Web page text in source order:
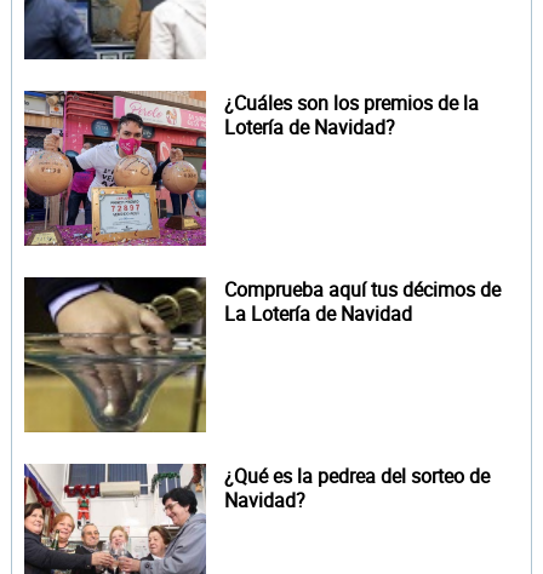
¿Cuáles son los premios de la
Lotería de Navidad?
Comprueba aquí tus décimos de
La Lotería de Navidad
¿Qué es la pedrea del sorteo de
Navidad?